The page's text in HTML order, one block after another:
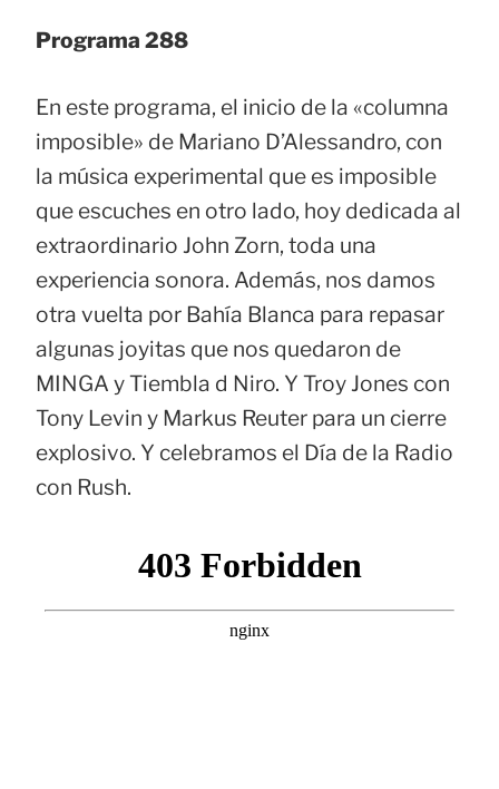
Programa 288
En este programa, el inicio de la «columna
imposible» de Mariano D’Alessandro, con
la música experimental que es imposible
que escuches en otro lado, hoy dedicada al
extraordinario John Zorn, toda una
experiencia sonora. Además, nos damos
otra vuelta por Bahía Blanca para repasar
algunas joyitas que nos quedaron de
MINGA y Tiembla d Niro. Y Troy Jones con
Tony Levin y Markus Reuter para un cierre
explosivo. Y celebramos el Día de la Radio
con Rush.